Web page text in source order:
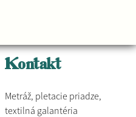
Kontakt
Metráž, pletacie priadze,
textilná galantéria